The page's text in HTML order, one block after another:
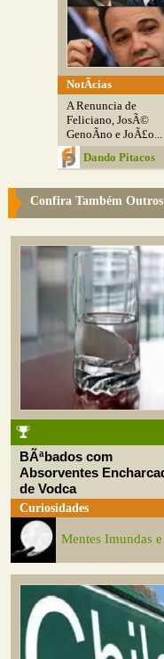
NotÃ­cias
A Renuncia de
Feliciano, JosÃ©
GenoÃ­no e JoÃ£o...
Dando Pitacos
Confira Também
BÃªbados com
Absorventes
de Vodca
Curiosidades
Mentes Imundas e